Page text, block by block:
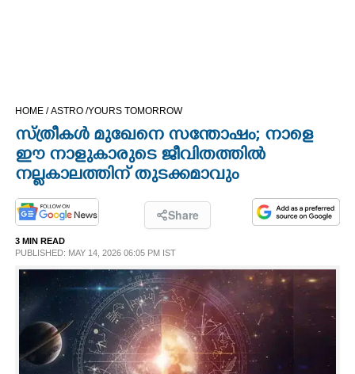
OPINION
PHOTOS
LIFESTYLE
SPIRITUAL
INFO+
HOME /ASTRO /YOURS TOMORROW
സ്ത്രീകള്‍ മുഖേനെ സന്തോഷം; നാളെ
ഈ നാളുകാരുടെ ജീവിതത്തിൽ
നല്ലകാലത്തിന് തുടക്കമാവും
Share
3 MIN READ
PUBLISHED: MAY 14, 2026 06:05 PM IST